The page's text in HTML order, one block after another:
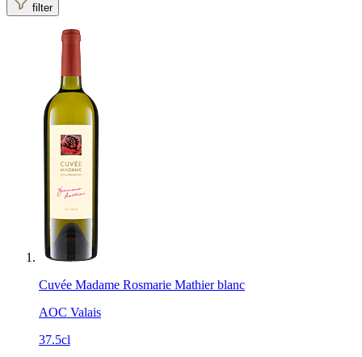
filter
Cuvée Madame Rosmarie Mathier blanc
AOC Valais
37.5cl